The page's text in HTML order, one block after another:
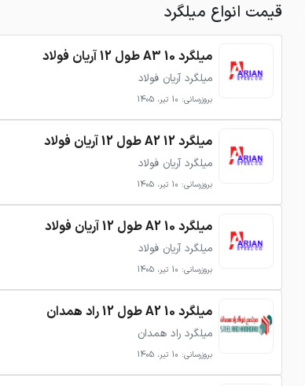
قیمت انواع میلگرد
میلگرد 10 A3 طول 12 آریان فولاد
میلگرد آریان فولاد
بروزرسانی: 10 تیر، 1405
میلگرد 12 A2 طول 12 آریان فولاد
میلگرد آریان فولاد
بروزرسانی: 10 تیر، 1405
میلگرد 10 A2 طول 12 آریان فولاد
میلگرد آریان فولاد
بروزرسانی: 10 تیر، 1405
میلگرد 10 A2 طول 12 راد همدان
میلگرد راد همدان
بروزرسانی: 10 تیر، 1405